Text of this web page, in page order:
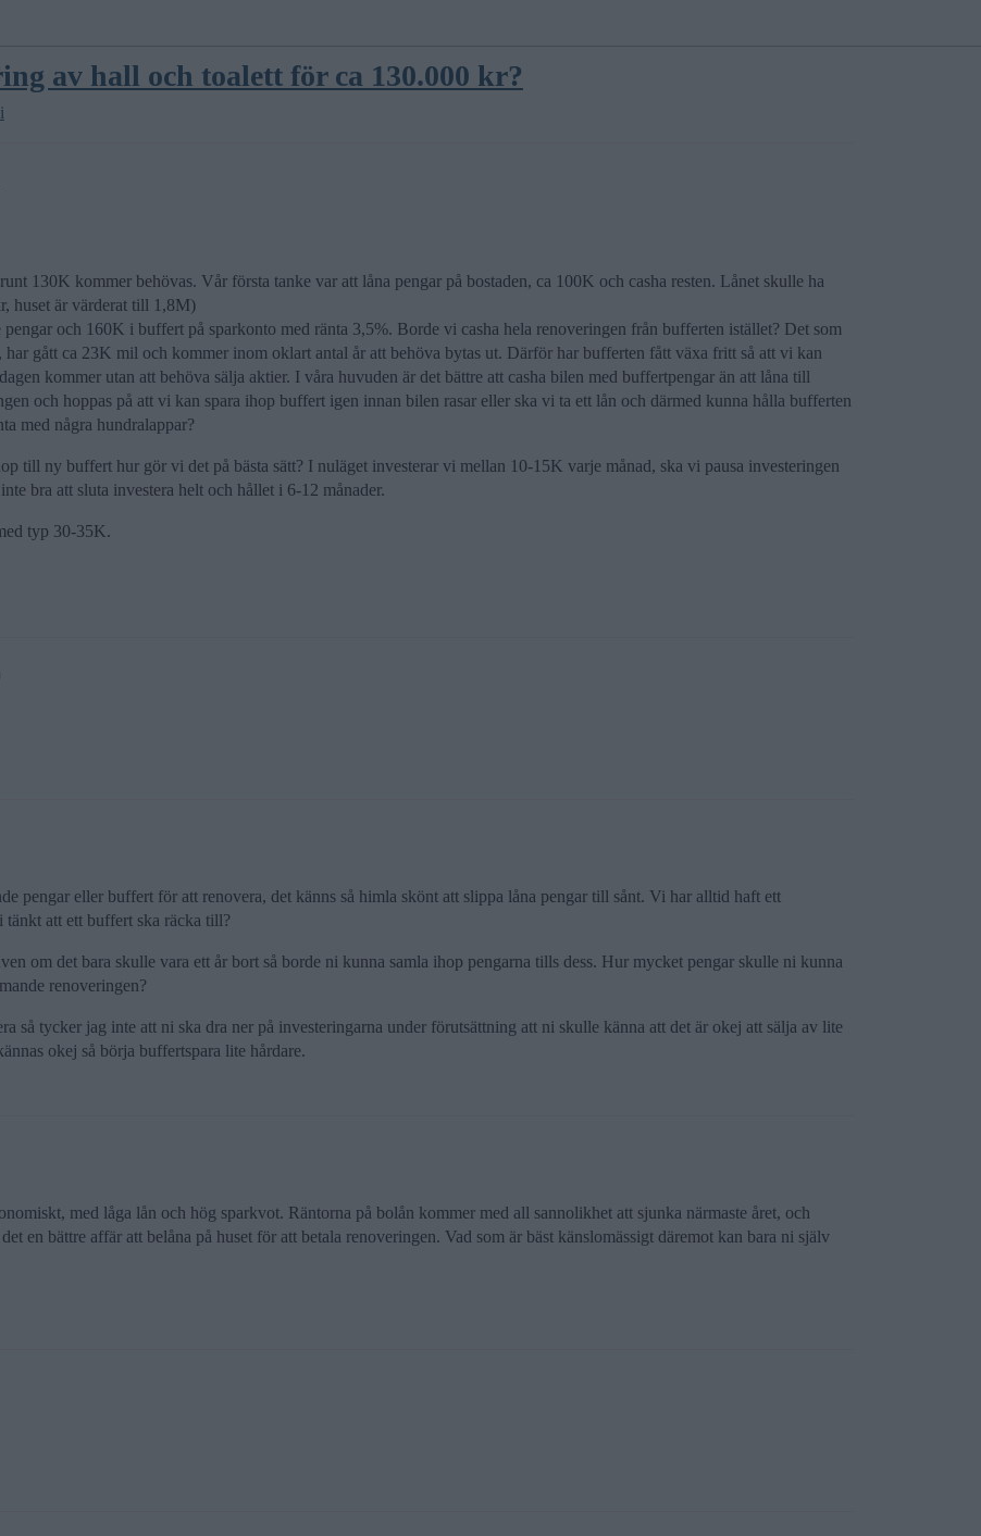
av hall och toalett för ca 130.000 kr?
130K kommer behövas. Vår första tanke var att låna pengar på bostaden, ca 100K och casha resten. Lånet skulle ha
huset är värderat till 1,8M)
och 160K i buffert på sparkonto med ränta 3,5%. Borde vi casha hela renoveringen från bufferten istället? Det som
gått ca 23K mil och kommer inom oklart antal år att behöva bytas ut. Därför har bufferten fått växa fritt så att vi kan
kommer utan att behöva sälja aktier. I våra huvuden är det bättre att casha bilen med buffertpengar än att låna till
och hoppas på att vi kan spara ihop buffert igen innan bilen rasar eller ska vi ta ett lån och därmed kunna hålla bufferten
med några hundralappar?
till ny buffert hur gör vi det på bästa sätt? I nuläget investerar vi mellan 10-15K varje månad, ska vi pausa investeringen
bra att sluta investera helt och hållet i 6-12 månader.
typ 30-35K.
pengar eller buffert för att renovera, det känns så himla skönt att slippa låna pengar till sånt. Vi har alltid haft ett
att ett buffert ska räcka till?
om det bara skulle vara ett år bort så borde ni kunna samla ihop pengarna tills dess. Hur mycket pengar skulle ni kunna
renoveringen?
så tycker jag inte att ni ska dra ner på investeringarna under förutsättning att ni skulle känna att det är okej att sälja av lite
okej så börja buffertspara lite hårdare.
med låga lån och hög sparkvot. Räntorna på bolån kommer med all sannolikhet att sjunka närmaste året, och
en bättre affär att belåna på huset för att betala renoveringen. Vad som är bäst känslomässigt däremot kan bara ni själv